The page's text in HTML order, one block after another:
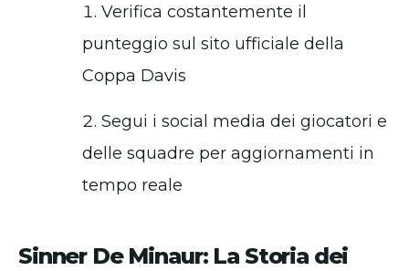
Verifica costantemente il
punteggio sul sito ufficiale della
Coppa Davis
Segui i social media dei giocatori e
delle squadre per aggiornamenti in
tempo reale
Sinner De Minaur: La Storia dei